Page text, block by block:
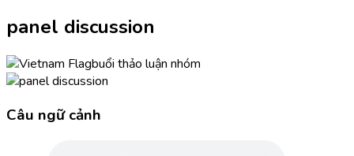
panel discussion
buổi thảo luận nhóm
Câu ngữ cảnh